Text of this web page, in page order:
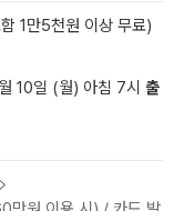
1만5천원 이상 무료)
10일 (월) 아침 7시 출